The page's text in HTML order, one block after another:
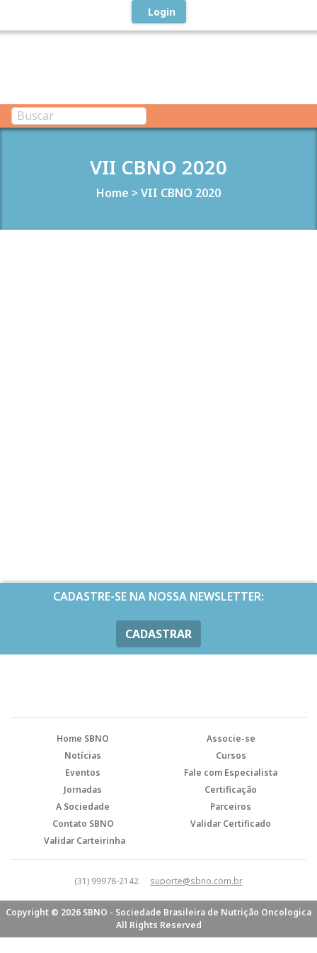
Login
VII CBNO 2020
Home >VII CBNO 2020
CADASTRE-SE NA NOSSA NEWSLETTER:
CADASTRAR
Home SBNO
Associe-se
Notícias
Cursos
Eventos
Fale com Especialista
Jornadas
Certificação
A Sociedade
Parceiros
Contato SBNO
Validar Certificado
Validar Carteirinha
(31) 99978-2142 suporte@sbno.com.br
Copyright © 2026 SBNO - Sociedade Brasileira de Nutrição Oncologica
All Rights Reserved